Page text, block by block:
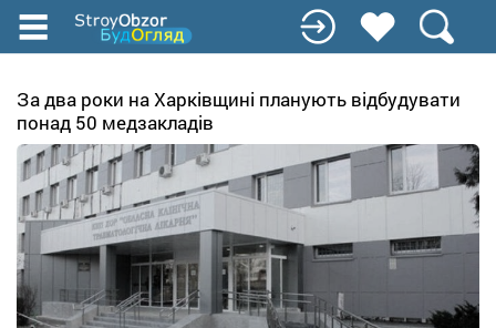
Перейти
до
вмісту
За два роки на Харківщині планують відбудувати
понад 50 медзакладів